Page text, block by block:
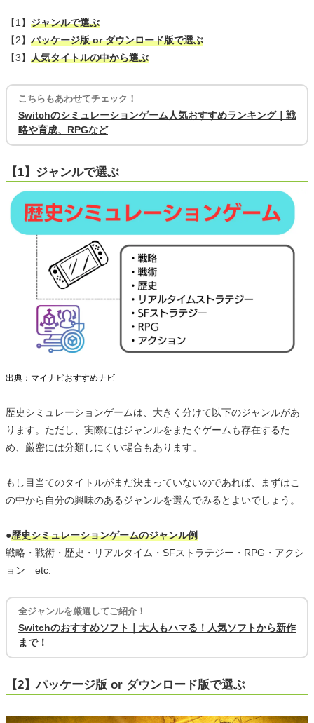
【1】 ジャンルで選ぶ
【2】 パッケージ版 or ダウンロード版で選ぶ
【3】 人気タイトルの中から選ぶ
こちらもあわせてチェック！
Switchのシミュレーションゲーム人気おすすめランキング｜戦
略や育成、RPGなど
【1】ジャンルで選ぶ
出典：マイナビおすすめナビ
歴史シミュレーションゲームは、大きく分けて以下のジャンルがあ
ります。ただし、実際にはジャンルをまたぐゲームも存在するた
め、厳密には分類しにくい場合もあります。
もし目当てのタイトルがまだ決まっていないのであれば、まずはこ
の中から自分の興味のあるジャンルを選んでみるとよいでしょう。
●歴史シミュレーションゲームのジャンル例
戦略・戦術・歴史・リアルタイム・SFストラテジー・RPG・アクシ
ョン etc.
全ジャンルを厳選してご紹介！
Switchのおすすめソフト｜大人もハマる！人気ソフトから新作
まで！
【2】パッケージ版 or ダウンロード版で選ぶ